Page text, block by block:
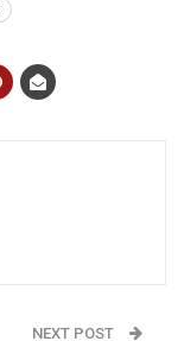
NEXT POST